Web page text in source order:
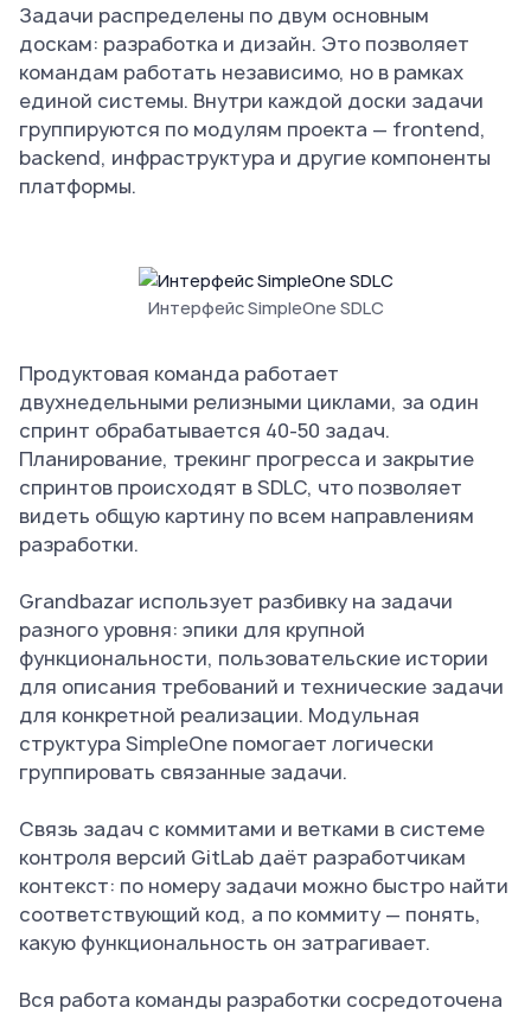
Задачи распределены по двум основным
доскам: разработка и дизайн. Это позволяет
командам работать независимо, но в рамках
единой системы. Внутри каждой доски задачи
группируются по модулям проекта — frontend,
backend, инфраструктура и другие компоненты
платформы.
Интерфейс SimpleOne SDLC
Продуктовая команда работает
двухнедельными релизными циклами, за один
спринт обрабатывается 40-50 задач.
Планирование, трекинг прогресса и закрытие
спринтов происходят в SDLC, что позволяет
видеть общую картину по всем направлениям
разработки.
Grandbazar использует разбивку на задачи
разного уровня: эпики для крупной
функциональности, пользовательские истории
для описания требований и технические задачи
для конкретной реализации. Модульная
структура SimpleOne помогает логически
группировать связанные задачи.
Связь задач с коммитами и ветками в системе
контроля версий GitLab даёт разработчикам
контекст: по номеру задачи можно быстро найти
соответствующий код, а по коммиту — понять,
какую функциональность он затрагивает.
Вся работа команды разработки сосредоточена